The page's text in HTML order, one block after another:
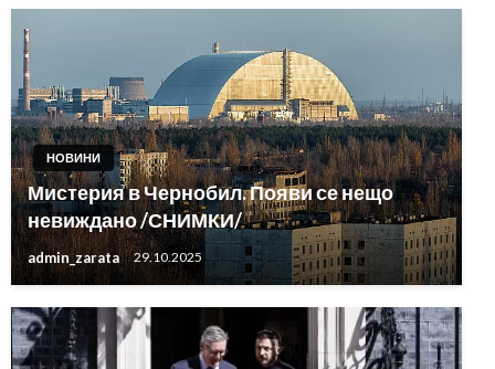
НОВИНИ
Мистерия в Чернобил. Появи се нещо
невиждано /СНИМКИ/
admin_zarata 29.10.2025